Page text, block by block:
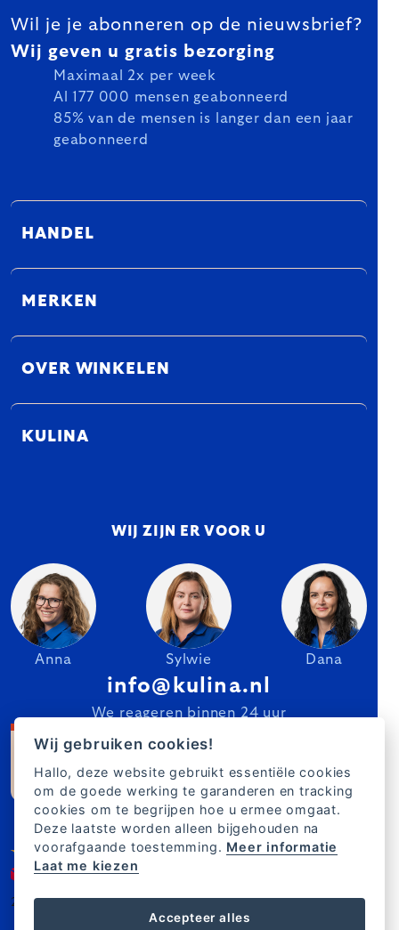
Wil je je abonneren op de nieuwsbrief?
Wij geven u gratis bezorging
Maximaal 2x per week
Al 177 000 mensen geabonneerd
85% van de mensen is langer dan een jaar
geabonneerd
HANDEL
MERKEN
OVER WINKELEN
KULINA
WIJ ZIJN ER VOOR U
Anna Sylwie Dana
info@kulina.nl
We reageren binnen 24 uur
2007–2025 Kulina.nl
Wij gebruiken cookies!
Hallo, deze website gebruikt essentiële cookies
om de goede werking te garanderen en tracking
cookies om te begrijpen hoe u ermee omgaat.
Deze laatste worden alleen bijgehouden na
voorafgaande toestemming. Meer informatie
Laat me kiezen
Accepteer alles